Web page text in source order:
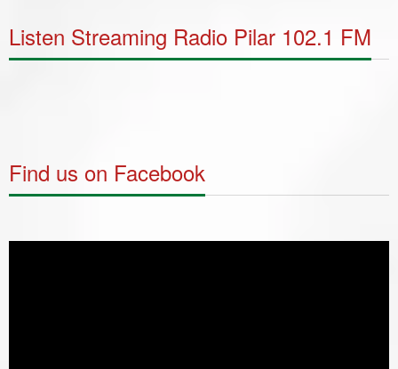
Listen Streaming Radio Pilar 102.1 FM
Find us on Facebook